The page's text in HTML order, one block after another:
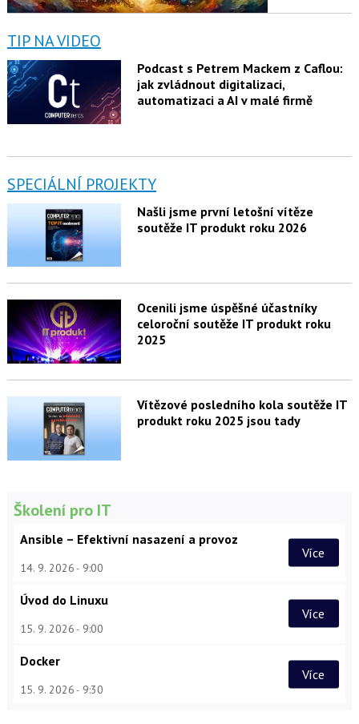
TIP NA VIDEO
Podcast s Petrem Mackem z Caflou:
jak zvládnout digitalizaci,
automatizaci a AI v malé firmě
SPECIÁLNÍ PROJEKTY
Našli jsme první letošní vítěze
soutěže IT produkt roku 2026
Ocenili jsme úspěšné účastníky
celoroční soutěže IT produkt roku
2025
Vítězové posledního kola soutěže IT
produkt roku 2025 jsou tady
Školení pro IT
Ansible – Efektivní nasazení a provoz
14. 9. 2026 9:00
Více
Úvod do Linuxu
15. 9. 2026 9:00
Více
Docker
15. 9. 2026 9:30
Více